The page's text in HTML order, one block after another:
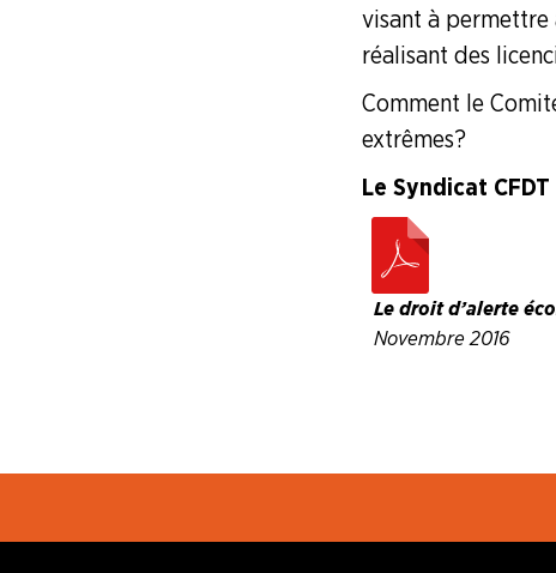
Les accords nationaux
Conventions Collectives Nationales
Calcul des indemnités de
Comment fonctionne la justice
Fiches "Vos Droits"
visant à permettre
réalisant des
Comment le
extrêmes ?
Le Syndicat
Le droit d’alerte
Novembre 2016